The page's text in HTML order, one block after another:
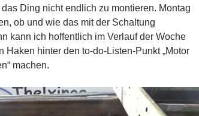
Ding nicht endlich zu montieren. Montag
ob und wie das mit der Schaltung
kann ich hoffentlich im Verlauf der Woche
Haken hinter den to-do-Listen-Punkt „Motor
machen.